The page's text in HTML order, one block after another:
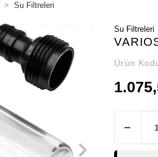
Su Filtreleri
Su Filtreleri
Ürün